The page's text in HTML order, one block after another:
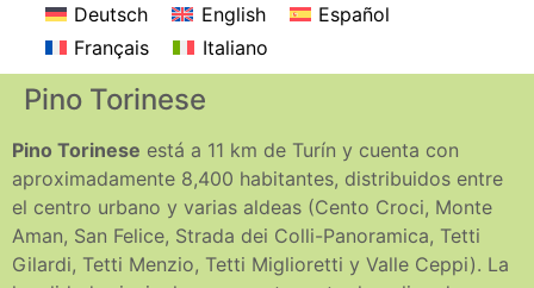
Deutsch English
Español
Français
Italiano
Pino Torinese
Pino Torinese está a 11 km de Turín y cuenta con
aproximadamente 8,400 habitantes, distribuidos entre
el centro urbano y varias aldeas (Cento Croci, Monte
Aman, San Felice, Strada dei Colli-Panoramica, Tetti
Gilardi, Tetti Menzio, Tetti Miglioretti y Valle Ceppi). La